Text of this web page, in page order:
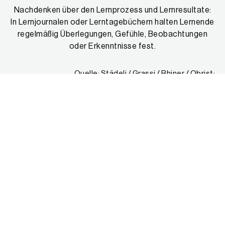
Nachdenken über den Lernprozess und Lernresultate:
In Lernjournalen oder Lerntagebüchern halten Lernende
regelmäßig Überlegungen, Gefühle, Beobachtungen
oder Erkenntnisse fest.
Quelle: Städeli / Grassi / Rhiner / Obrist: